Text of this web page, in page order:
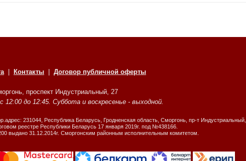
| Контакты Договор публичной оферты
проспект Индустриальный, 27
до 12:45. Суббота и воскресенье - выходной.
231044, Республика Беларусь, Гродненская область, Сморгонь, пр-т Индустриальный,
реестре Республики Беларусь 17 января 2019г. под №438166.
выдано 31.12.2014г. Сморгонским районным исполнительным комитетом.